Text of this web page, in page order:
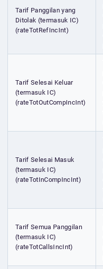
Tarif Panggilan yang
Ditolak (termasuk IC)
(rateTotRefIncInt)
Tarif Selesai Keluar
(termasuk IC)
(rateTotOutCompIncInt)
Tarif Selesai Masuk
(termasuk IC)
(rateTotInCompIncInt)
Tarif Semua Panggilan
(termasuk IC)
(rateTotCallsIncInt)